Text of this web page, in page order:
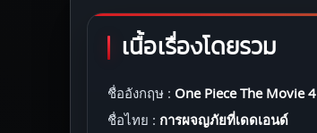
เนื้อเรื่องโดยรวม
ชื่ออังกฤษ : One Piece The Movie 4
ชื่อไทย : การผจญภัยที่เดดเอนด์